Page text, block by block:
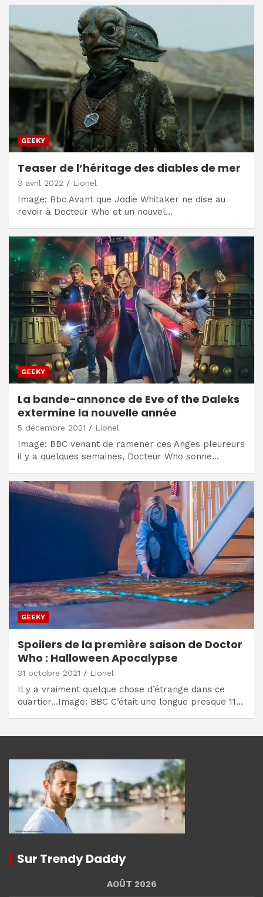
GEEKY
Teaser de l’héritage des diables de mer
3 avril 2022 Lionel
Image: Bbc Avant que Jodie Whitaker ne dise au
revoir à Docteur Who et un nouvel…
GEEKY
La bande-annonce de Eve of the Daleks
extermine la nouvelle année
5 décembre 2021 Lionel
Image: BBC venant de ramener ces Anges pleureurs
il y a quelques semaines, Docteur Who sonne…
GEEKY
Spoilers de la première saison de Doctor
Who : Halloween Apocalypse
31 octobre 2021 Lionel
Il y a vraiment quelque chose d’étrange dans ce
quartier…Image: BBC C’était une longue presque 11…
Sur Trendy Daddy
AOÛT 2026